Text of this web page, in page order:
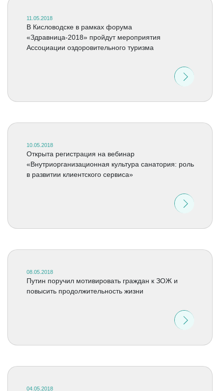
11.05.2018
В Кисловодске в рамках форума
«Здравница-2018» пройдут мероприятия
Ассоциации оздоровительного туризма
10.05.2018
Открыта регистрация на вебинар
«Внутриорганизационная культура санатория: роль
в развитии клиентского сервиса»
08.05.2018
Путин поручил мотивировать граждан к ЗОЖ и
повысить продолжительность жизни
04.05.2018